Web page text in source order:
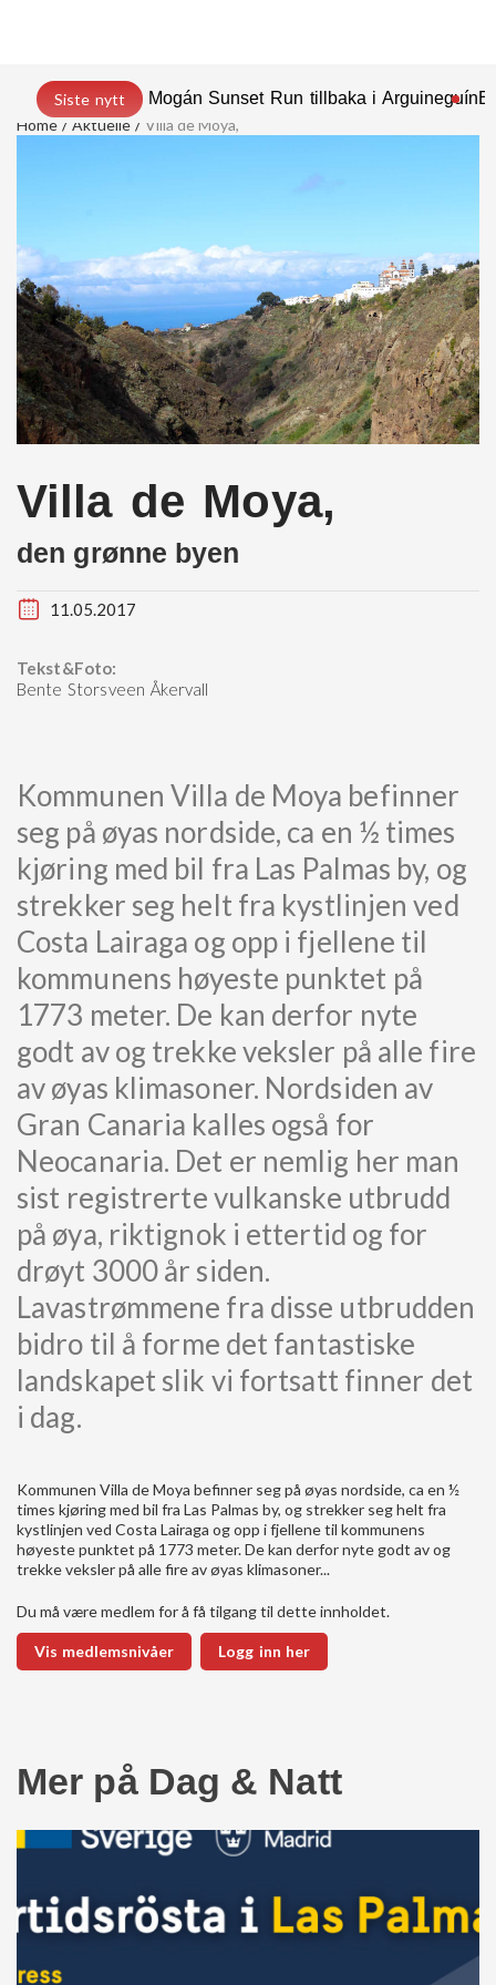
Siste nytt Mogán Sunset Run tillbaka i Arguineguín
Home
Aktuelle Villa de Moya,
Villa de Moya,
den grønne byen
11.05.2017
Tekst&Foto:
Bente Storsveen Åkervall
Kommunen Villa de Moya befinner
seg på øyas nordside, ca en ½ times
kjøring med bil fra Las Palmas by, og
strekker seg helt fra kystlinjen ved
Costa Lairaga og opp i fjellene til
kommunens høyeste punktet på
1773 meter. De kan derfor nyte
godt av og trekke veksler på alle fire
av øyas klimasoner. Nordsiden av
Gran Canaria kalles også for
Neocanaria. Det er nemlig her man
sist registrerte vulkanske utbrudd
på øya, riktignok i ettertid og for
drøyt 3000 år siden.
Lavastrømmene fra disse utbrudden
bidro til å forme det fantastiske
landskapet slik vi fortsatt finner det
i dag.
Kommunen Villa de Moya befinner seg på øyas nordside, ca en ½
times kjøring med bil fra Las Palmas by, og strekker seg helt fra
kystlinjen ved Costa Lairaga og opp i fjellene til kommunens
høyeste punktet på 1773 meter. De kan derfor nyte godt av og
trekke veksler på alle fire av øyas klimasoner...
Du må være medlem for å få tilgang til dette innholdet.
Vis medlemsnivåer Logg inn her
Mer på Dag & Natt